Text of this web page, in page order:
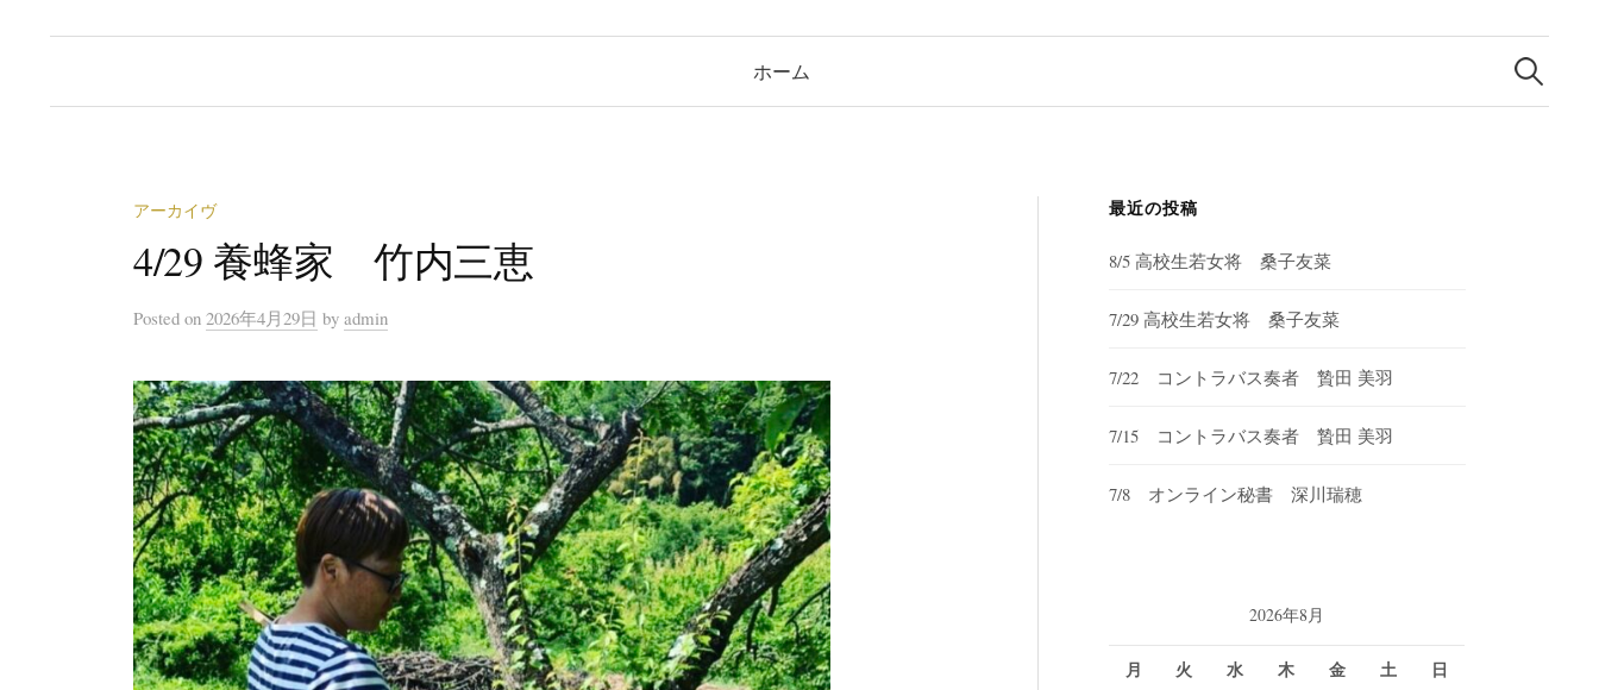
ホーム
検
索:
アーカイヴ
4/29 養蜂家 竹内三恵
Posted on 2026年4月29日 by admin
最近の投稿
8/5 高校生若女将 桑子友菜
7/29 高校生若女将 桑子友菜
7/22 コントラバス奏者 贄田 美羽
7/15 コントラバス奏者 贄田 美羽
7/8 オンライン秘書 深川瑞穂
2026年8月
月 火 水 木 金 土 日